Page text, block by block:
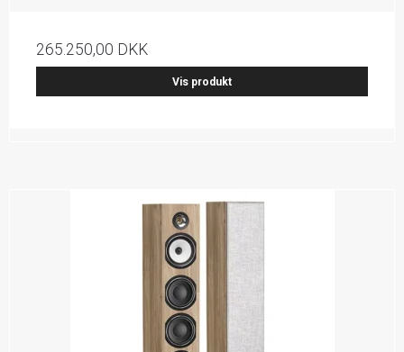
265.250,00 DKK
Vis produkt